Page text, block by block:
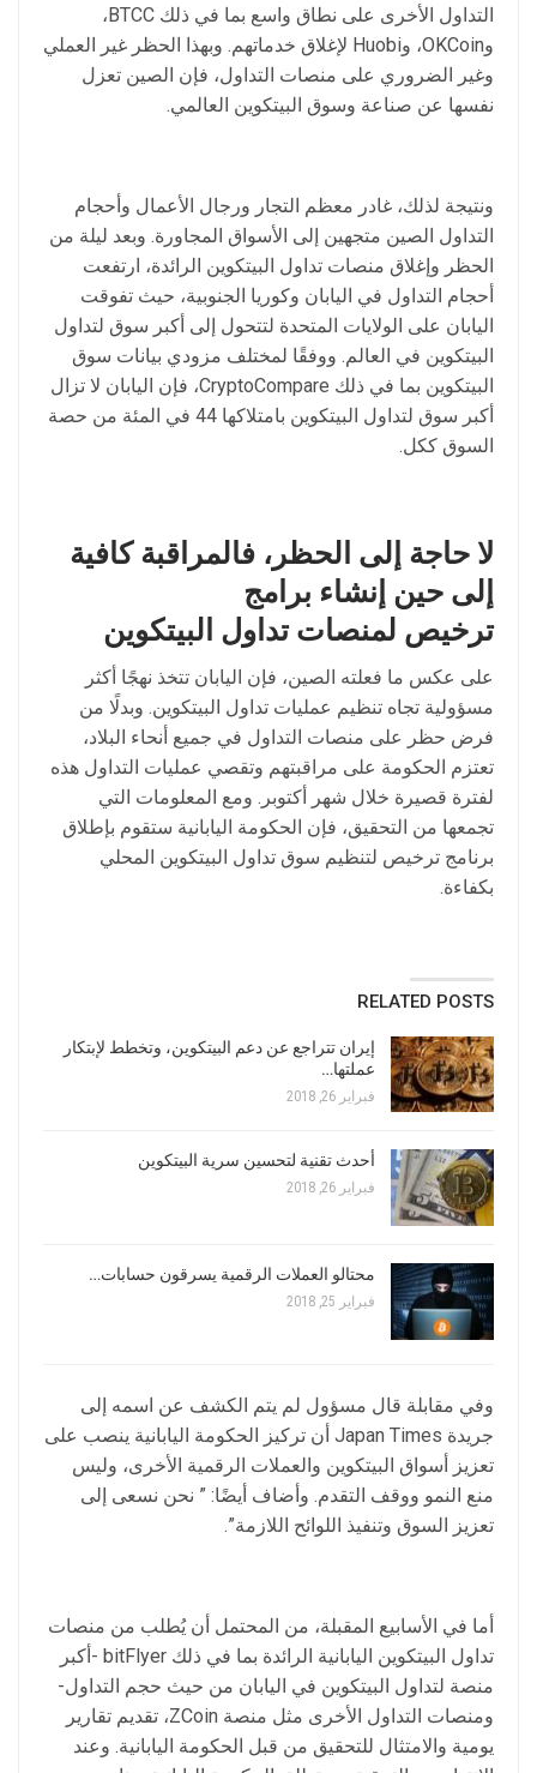
التداول الأخرى على نطاق واسع بما في ذلك BTCC،
وOKCoin، وHuobi لإغلاق خدماتهم. وبهذا الحظر غير العملي
وغير الضروري على منصات التداول، فإن الصين تعزل
نفسها عن صناعة وسوق البيتكوين العالمي.
ونتيجة لذلك، غادر معظم التجار ورجال الأعمال وأحجام
التداول الصين متجهين إلى الأسواق المجاورة. وبعد ليلة من
الحظر وإغلاق منصات تداول البيتكوين الرائدة، ارتفعت
أحجام التداول في اليابان وكوريا الجنوبية، حيث تفوقت
اليابان على الولايات المتحدة لتتحول إلى أكبر سوق لتداول
البيتكوين في العالم. ووفقًا لمختلف مزودي بيانات سوق
البيتكوين بما في ذلك CryptoCompare، فإن اليابان لا تزال
أكبر سوق لتداول البيتكوين بامتلاكها 44 في المئة من حصة
السوق ككل.
لا حاجة إلى الحظر، فالمراقبة كافية
إلى حين إنشاء برامج
ترخيص لمنصات تداول البيتكوين
على عكس ما فعلته الصين، فإن اليابان تتخذ نهجًا أكثر
مسؤولية تجاه تنظيم عمليات تداول البيتكوين. وبدلًا من
فرض حظر على منصات التداول في جميع أنحاء البلاد،
تعتزم الحكومة على مراقبتهم وتقصي عمليات التداول هذه
لفترة قصيرة خلال شهر أكتوبر. ومع المعلومات التي
تجمعها من التحقيق، فإن الحكومة اليابانية ستقوم بإطلاق
برنامج ترخيص لتنظيم سوق تداول البيتكوين المحلي
بكفاءة.
RELATED POSTS
إيران تتراجع عن دعم البيتكوين، وتخطط لإبتكار
عملتها…
فبراير 26, 2018
أحدث تقنية لتحسين سرية البيتكوين
فبراير 26, 2018
محتالو العملات الرقمية يسرقون حسابات…
فبراير 25, 2018
وفي مقابلة قال مسؤول لم يتم الكشف عن اسمه إلى
جريدة Japan Times أن تركيز الحكومة اليابانية ينصب على
تعزيز أسواق البيتكوين والعملات الرقمية الأخرى، وليس
منع النمو ووقف التقدم. وأضاف أيضًا: ” نحن نسعى إلى
تعزيز السوق وتنفيذ اللوائح اللازمة”.
أما في الأسابيع المقبلة، من المحتمل أن يُطلب من منصات
تداول البيتكوين اليابانية الرائدة بما في ذلك bitFlyer -أكبر
منصة لتداول البيتكوين في اليابان من حيث حجم التداول-
ومنصات التداول الأخرى مثل منصة ZCoin، تقديم تقارير
يومية والامتثال للتحقيق من قبل الحكومة اليابانية. وعند